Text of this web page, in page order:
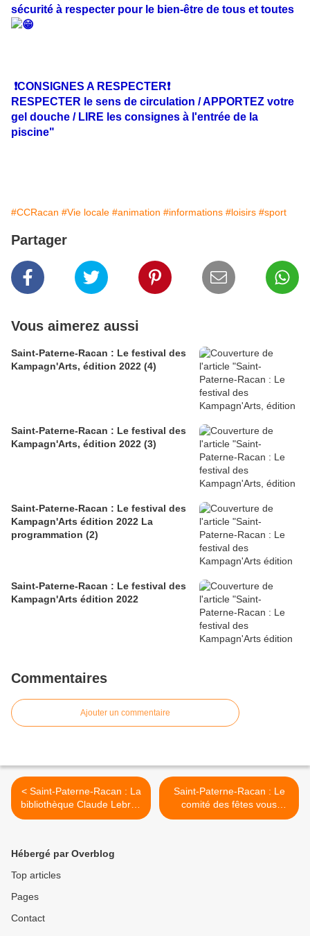
sécurité à respecter pour le bien-être de tous et toutes
❗️CONSIGNES A RESPECTER❗️
RESPECTER le sens de circulation / APPORTEZ votre
gel douche / LIRE les consignes à l'entrée de la
piscine"
#CCRacan #Vie locale #animation #informations #loisirs #sport
Partager
Vous aimerez aussi
Saint-Paterne-Racan : Le festival des
Kampagn'Arts, édition 2022 (4)
Saint-Paterne-Racan : Le festival des
Kampagn'Arts, édition 2022 (3)
Saint-Paterne-Racan : Le festival des
Kampagn'Arts édition 2022 La
programmation (2)
Saint-Paterne-Racan : Le festival des
Kampagn'Arts édition 2022
Commentaires
Ajouter un commentaire
< Saint-Paterne-Racan : La
bibliothèque Claude Lebrun
vous informe
Saint-Paterne-Racan : Le
comité des fêtes vous
informe : Annulation de la
Hébergé par Overblog
Top articles
Pages
Contact